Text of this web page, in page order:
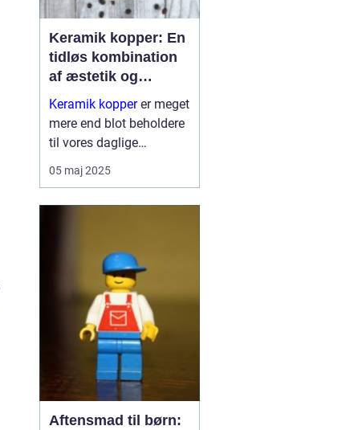
Keramik kopper: En
tidløs kombination
af æstetik og
funktionalitet
Keramik kopperer meget
mere end blot beholdere
til vores daglige
koffeinindtag. De
repræsenterer en dyb
05 maj 2025
Aftensmad til børn: